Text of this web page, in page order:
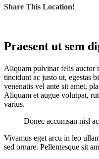
Share This Location!
Praesent ut sem
Aliquam pulvinar felis auctor
tincidunt ac justo ut, egestas
venenatis vel ante sit amet,
Aliquam et augue volutpat,
varius.
Donec accumsan nisl
Vivamus eget arcu in leo
sed ornare. Pellentesque sit